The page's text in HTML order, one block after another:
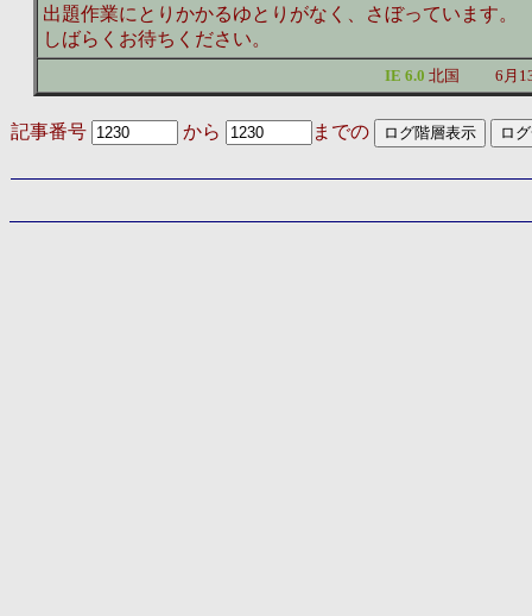
出題作業にとりかかるゆとりがなく、さぼっています。
しばらくお待ちください。
IE 6.0 北国 6月
記事番号 から までの